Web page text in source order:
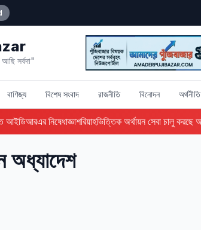
সর্বদা"
বাণিজ্য বিশেষ সংবাদ রাজনীতি বিনোদন অর্থনীতি
নিষেধাজ্ঞাশরিয়াহভিত্তিক অর্থায়ন সেবা চালু করছে
অধ্যাদেশ